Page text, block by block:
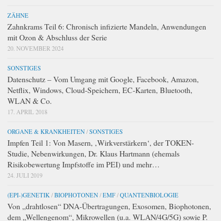
ZÄHNE
Zahnkrams Teil 6: Chronisch infizierte Mandeln, Anwendungen
mit Ozon & Abschluss der Serie
20. NOVEMBER 2024
SONSTIGES
Datenschutz – Vom Umgang mit Google, Facebook, Amazon,
Netflix, Windows, Cloud-Speichern, EC-Karten, Bluetooth,
WLAN & Co.
17. APRIL 2018
ORGANE & KRANKHEITEN/SONSTIGES
Impfen Teil 1: Von Masern, ‚Wirkverstärkern‘, der TOKEN-
Studie, Nebenwirkungen, Dr. Klaus Hartmann (ehemals
Risikobewertung Impfstoffe im PEI) und mehr…
24. JULI 2019
(EPI-)GENETIK /BIOPHOTONEN/EMF/QUANTENBIOLOGIE
Von „drahtlosen“ DNA-Übertragungen, Exosomen, Biophotonen,
dem „Wellengenom“, Mikrowellen (u.a. WLAN/4G/5G) sowie P.